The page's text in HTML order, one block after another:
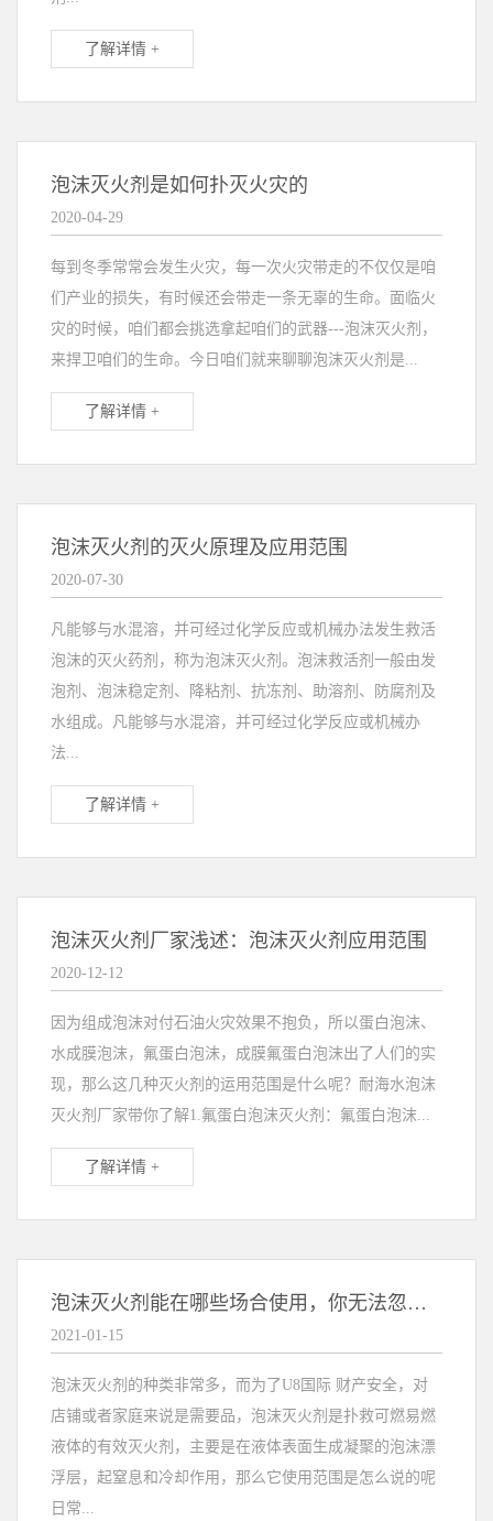
了解详情 +
泡沫灭火剂是如何扑灭火灾的
2020-04-29
每到冬季常常会发生火灾，每一次火灾带走的不仅仅是咱
们产业的损失，有时候还会带走一条无辜的生命。面临火
灾的时候，咱们都会挑选拿起咱们的武器---泡沫灭火剂，
来捍卫咱们的生命。今日咱们就来聊聊泡沫灭火剂是...
了解详情 +
泡沫灭火剂的灭火原理及应用范围
2020-07-30
凡能够与水混溶，并可经过化学反应或机械办法发生救活
泡沫的灭火药剂，称为泡沫灭火剂。泡沫救活剂一般由发
泡剂、泡沫稳定剂、降粘剂、抗冻剂、助溶剂、防腐剂及
水组成。凡能够与水混溶，并可经过化学反应或机械办
法...
了解详情 +
泡沫灭火剂厂家浅述：泡沫灭火剂应用范围
2020-12-12
因为组成泡沫对付石油火灾效果不抱负，所以蛋白泡沫、
水成膜泡沫，氟蛋白泡沫，成膜氟蛋白泡沫出了人们的实
现，那么这几种灭火剂的运用范围是什么呢？耐海水泡沫
灭火剂厂家带你了解1.氟蛋白泡沫灭火剂：氟蛋白泡沫...
了解详情 +
泡沫灭火剂能在哪些场合使用，你无法忽视！
2021-01-15
泡沫灭火剂的种类非常多，而为了U8国际 财产安全，对
店铺或者家庭来说是需要品，泡沫灭火剂是扑救可燃易燃
液体的有效灭火剂，主要是在液体表面生成凝聚的泡沫漂
浮层，起窒息和冷却作用，那么它使用范围是怎么说的呢
日常...